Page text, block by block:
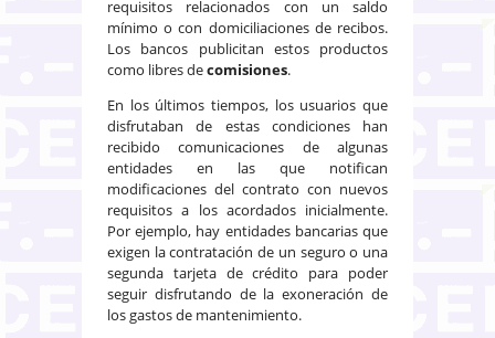
requisitos relacionados con un saldo
mínimo o con domiciliaciones de recibos.
Los bancos publicitan estos productos
como libres decomisiones.
En los últimos tiempos, los usuarios que
disfrutaban de estas condiciones han
recibido comunicaciones de algunas
entidades en las que notifican
modificaciones del contrato con nuevos
requisitos a los acordados inicialmente.
Por ejemplo, hay entidades bancarias que
exigen la contratación de un seguro o una
segunda tarjeta de crédito para poder
seguir disfrutando de la exoneración de
los gastos de mantenimiento.